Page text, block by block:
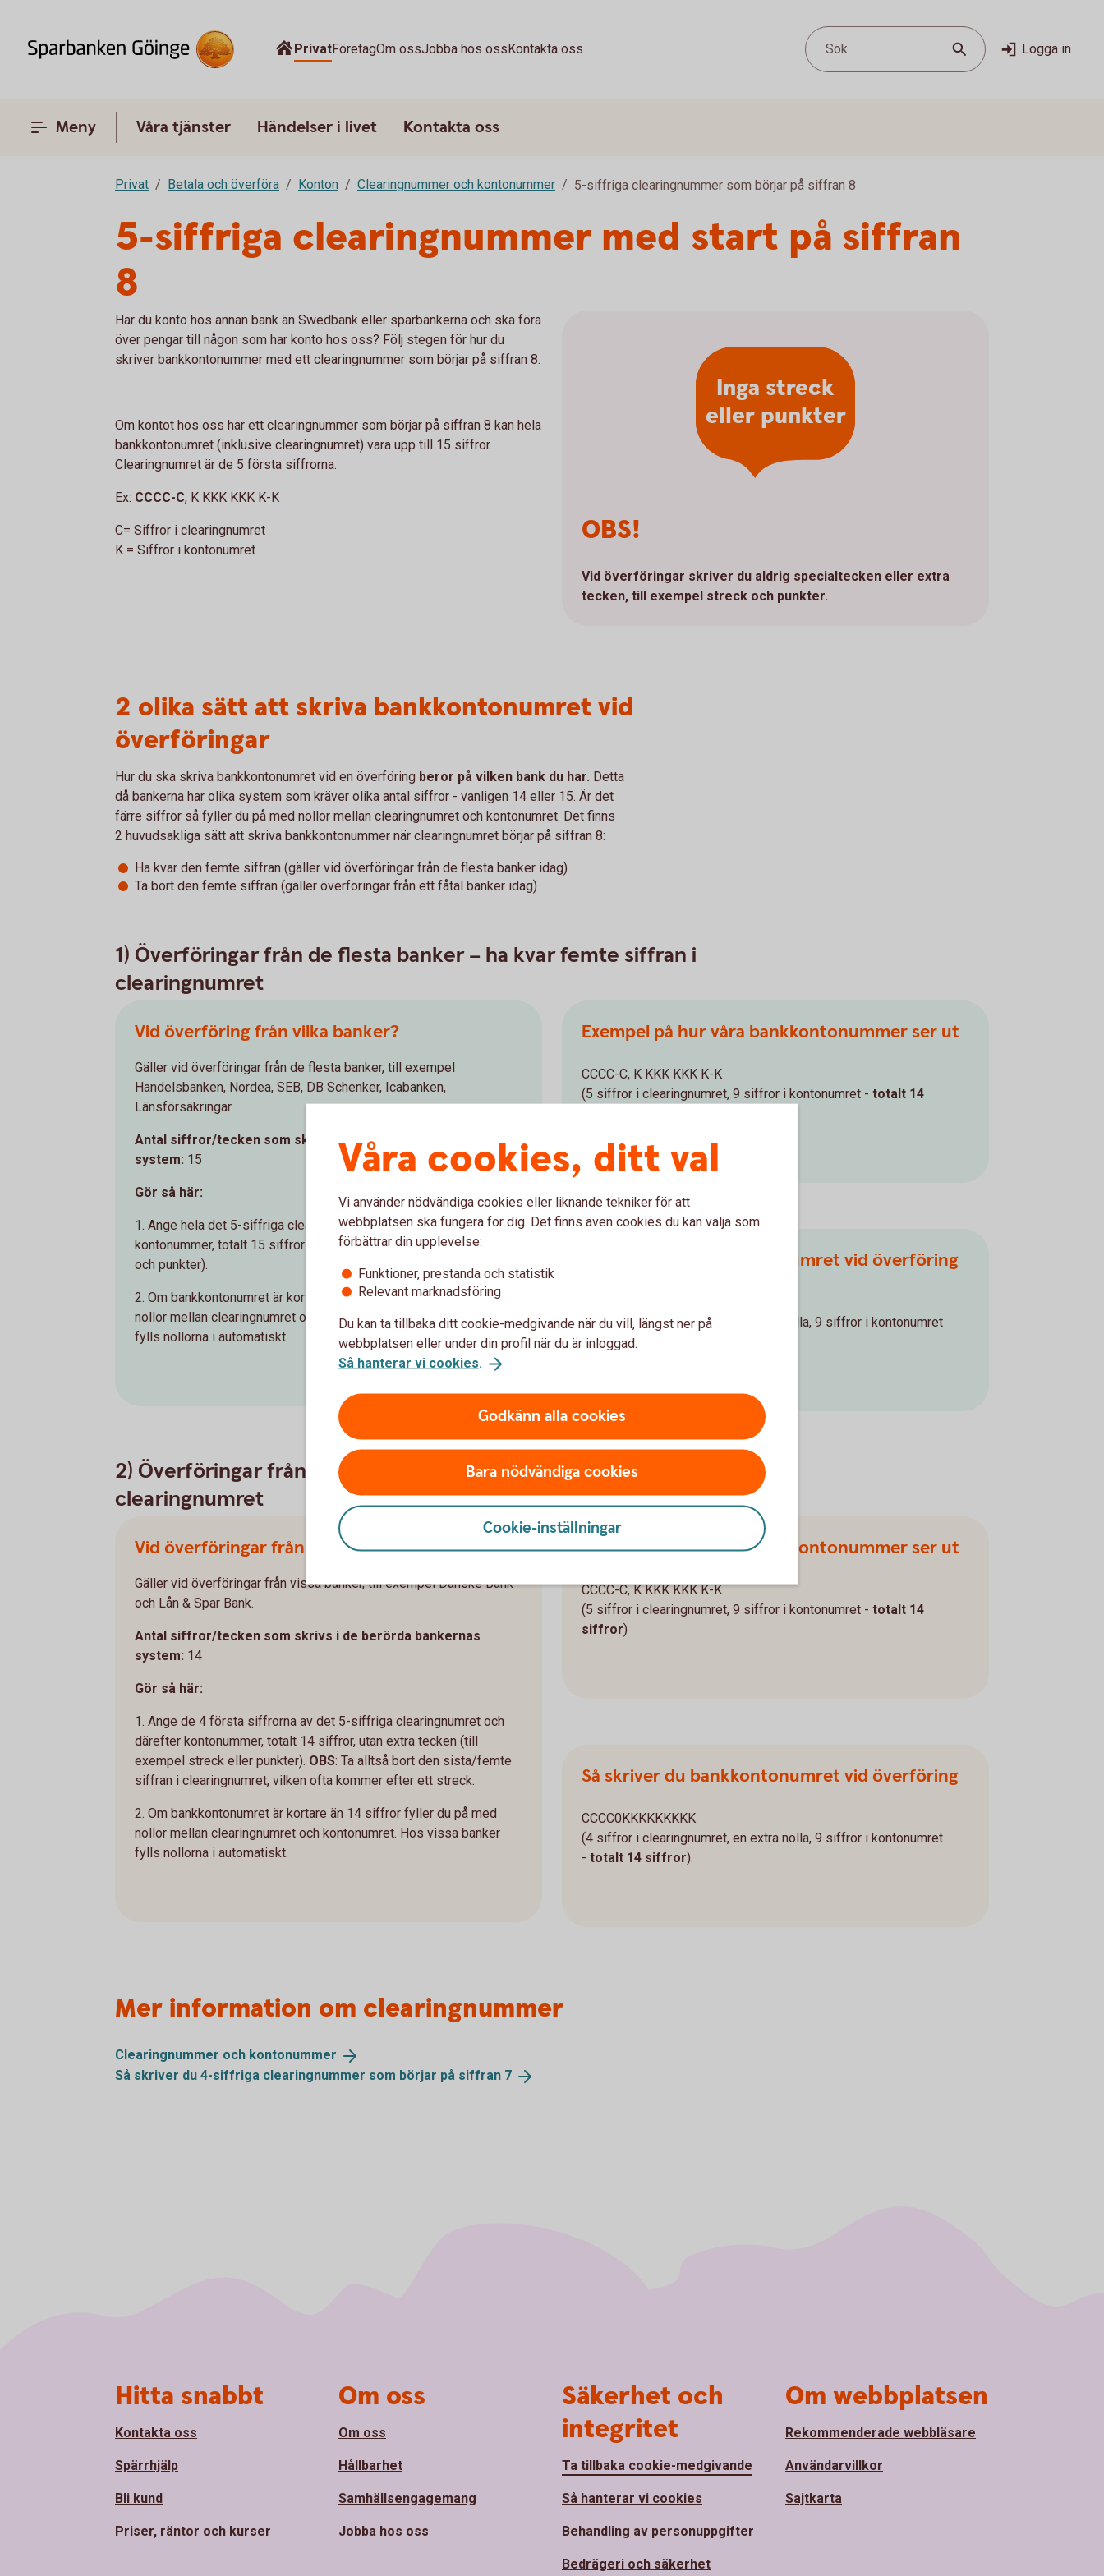
PrivatFöretagOm ossJobba hos ossKontakta oss Sök Logga in
Meny Våra tjänster Händelser i livet Kontakta oss
Privat Betala och överföra Konton Clearingnummer och kontonummer 5-siffriga clearingnummer som börjar på siffran 8
5-siffriga clearingnummer med start på siffran
8
Har du konto hos annan bank än Swedbank eller sparbankerna och ska föra
över pengar till någon som har konto hos oss? Följ stegen för hur du
skriver bankkontonummer med ett clearingnummer som börjar på siffran 8.
Om kontot hos oss har ett clearingnummer som börjar på siffran 8 kan hela
bankkontonumret (inklusive clearingnumret) vara upp till 15 siffror.
Clearingnumret är de 5 första siffrorna.
Ex: CCCC-C, K KKK KKK K-K
C= Siffror i clearingnumret
K = Siffror i kontonumret
Inga streck
eller punkter
OBS!
Vid överföringar skriver du aldrig specialtecken eller extra
tecken, till exempel streck och punkter.
2 olika sätt att skriva bankkontonumret vid
överföringar
Hur du ska skriva bankkontonumret vid en överföring beror på vilken bank du har. Detta
då bankerna har olika system som kräver olika antal siffror - vanligen 14 eller 15. Är det
färre siffror så fyller du på med nollor mellan clearingnumret och kontonumret. Det finns
2 huvudsakliga sätt att skriva bankkontonummer när clearingnumret börjar på siffran 8:
Ha kvar den femte siffran (gäller vid överföringar från de flesta banker idag)
Ta bort den femte siffran (gäller överföringar från ett fåtal banker idag)
1) Överföringar från de flesta banker – ha kvar femte siffran i
clearingnumret
Vid överföring från vilka banker?
Gäller vid överföringar från de flesta banker, till exempel
Handelsbanken, Nordea, SEB, DB Schenker, Icabanken,
Länsförsäkringar.
Antal siffror/tecken som skrivs i de berörda bankernas
system: 15
Gör så här:
1. Ange hela det 5-siffriga clearingnumret och därefter
kontonummer, totalt 15 siffror utan extra tecken (till exempel streck
och punkter).
2. Om bankkontonumret är kortare än 15 siffror fyller du på med
nollor mellan clearingnumret och kontonumret. Hos vissa banker
fylls nollorna i automatiskt.
Exempel på hur våra bankkontonummer ser ut
CCCC-C, K KKK KKK K-K
(5 siffror i clearingnumret, 9 siffror i kontonumret - totalt 14
Så skriver du bankkontonumret vid överföring
(5 siffror i clearingnumret, en extra nolla, 9 siffror i kontonumret
-totalt 15 siffror
2) Överföringar från ett fåtal banker – ta bort femte siffran i
clearingnumret
Vid överföringar från vilka banker?
Gäller vid överföringar från vissa banker, till exempel Danske Bank
och Lån & Spar Bank.
Antal siffror/tecken som skrivs i de berörda bankernas
system: 14
Gör så här:
1. Ange de 4 första siffrorna av det 5-siffriga clearingnumret och
därefter kontonummer, totalt 14 siffror, utan extra tecken (till
exempel streck eller punkter). OBS: Ta alltså bort den sista/femte
siffran i clearingnumret, vilken ofta kommer efter ett streck.
2. Om bankkontonumret är kortare än 14 siffror fyller du på med
nollor mellan clearingnumret och kontonumret. Hos vissa banker
fylls nollorna i automatiskt.
Exempel på hur våra bankkontonummer ser ut
CCCC-C, K KKK KKK K-K
(5 siffror i clearingnumret, 9 siffror i kontonumret - totalt 14
siffror)
Så skriver du bankkontonumret vid överföring
CCCC0KKKKKKKKK
(4 siffror i clearingnumret, en extra nolla, 9 siffror i kontonumret
- totalt 14 siffror).
Mer information om clearingnummer
Clearingnummer och kontonummer
Så skriver du 4-siffriga clearingnummer som börjar på siffran 7
Våra cookies, ditt val
Vi använder nödvändiga cookies eller liknande tekniker för att
webbplatsen ska fungera för dig. Det finns även cookies du kan välja som
förbättrar din upplevelse:
Funktioner, prestanda och statistik
Relevant marknadsföring
Du kan ta tillbaka ditt cookie-medgivande när du vill, längst ner på
webbplatsen eller under din profil när du är inloggad.
Så hanterar vi cookies.
Godkänn alla cookies
Bara nödvändiga cookies
Cookie-inställningar
Hitta snabbt
Kontakta oss
Spärrhjälp
Bli kund
Priser, räntor och kurser
Om oss
Om oss
Hållbarhet
Samhällsengagemang
Jobba hos oss
Säkerhet och
integritet
Ta tillbaka cookie-medgivande
Så hanterar vi cookies
Behandling av personuppgifter
Bedrägeri och säkerhet
Om webbplatsen
Rekommenderade webbläsare
Användarvillkor
Sajtkarta